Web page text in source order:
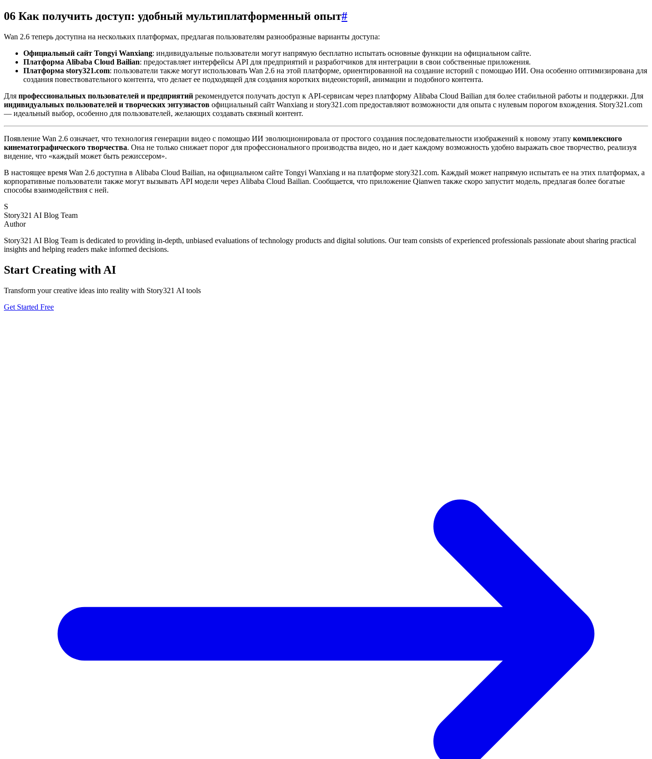
06 Как получить доступ: удобный мультиплатформенный опыт#
Wan 2.6 теперь доступна на нескольких платформах, предлагая пользователям разнообразные варианты доступа:
Официальный сайт Tongyi Wanxiang: индивидуальные пользователи могут напрямую бесплатно испытать основные функции на официальном сайте.
Платформа Alibaba Cloud Bailian: предоставляет интерфейсы API для предприятий и разработчиков для интеграции в свои собственные приложения.
Платформа story321.com: пользователи также могут использовать Wan 2.6 на этой платформе, ориентированной на создание историй с помощью ИИ. Она особенно оптимизирована для
создания повествовательного контента, что делает ее подходящей для создания коротких видеоисторий, анимации и подобного контента.
Для профессиональных пользователей и предприятий рекомендуется получать доступ к API-сервисам через платформу Alibaba Cloud Bailian для более стабильной работы и поддержки. Для
индивидуальных пользователей и творческих энтузиастов официальный сайт Wanxiang и story321.com предоставляют возможности для опыта с нулевым порогом вхождения. Story321.com
— идеальный выбор, особенно для пользователей, желающих создавать связный контент.
Появление Wan 2.6 означает, что технология генерации видео с помощью ИИ эволюционировала от простого создания последовательности изображений к новому этапу комплексного
кинематографического творчества. Она не только снижает порог для профессионального производства видео, но и дает каждому возможность удобно выражать свое творчество, реализуя
видение, что «каждый может быть режиссером».
В настоящее время Wan 2.6 доступна в Alibaba Cloud Bailian, на официальном сайте Tongyi Wanxiang и на платформе story321.com. Каждый может напрямую испытать ее на этих платформах, а
корпоративные пользователи также могут вызывать API модели через Alibaba Cloud Bailian. Сообщается, что приложение Qianwen также скоро запустит модель, предлагая более богатые
способы взаимодействия с ней.
S
Story321 AI Blog Team
Author
Story321 AI Blog Team is dedicated to providing in-depth, unbiased evaluations of technology products and digital solutions. Our team consists of experienced professionals passionate about sharing practical
insights and helping readers make informed decisions.
Start Creating with AI
Transform your creative ideas into reality with Story321 AI tools
Get Started Free